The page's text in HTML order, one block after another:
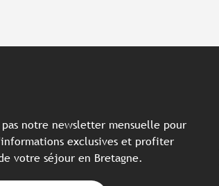
pas notre newsletter mensuelle pour
exclusives et profiter
votre séjour en Bretagne.